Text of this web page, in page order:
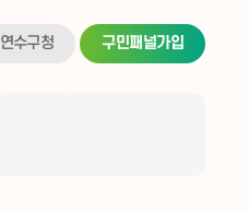
연수구청 구민패널가입